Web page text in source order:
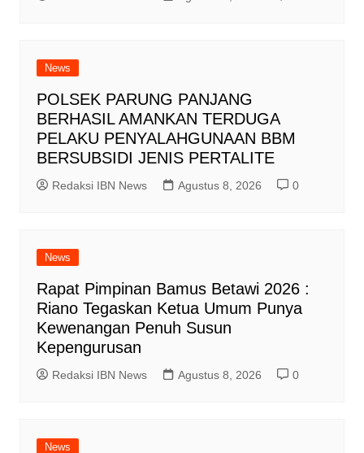
News
POLSEK PARUNG PANJANG
BERHASIL AMANKAN TERDUGA
PELAKU PENYALAHGUNAAN BBM
BERSUBSIDI JENIS PERTALITE
Redaksi IBN News Agustus 8, 2026 0
News
Rapat Pimpinan Bamus Betawi 2026 :
Riano Tegaskan Ketua Umum Punya
Kewenangan Penuh Susun
Kepengurusan
Redaksi IBN News Agustus 8, 2026 0
News